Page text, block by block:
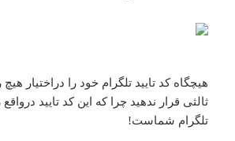
هیچگاه کد تایید تلگرام خود را دراختیار
ثالثی قرار ندهید چرا که این کد تایید
تلگرام شماست!